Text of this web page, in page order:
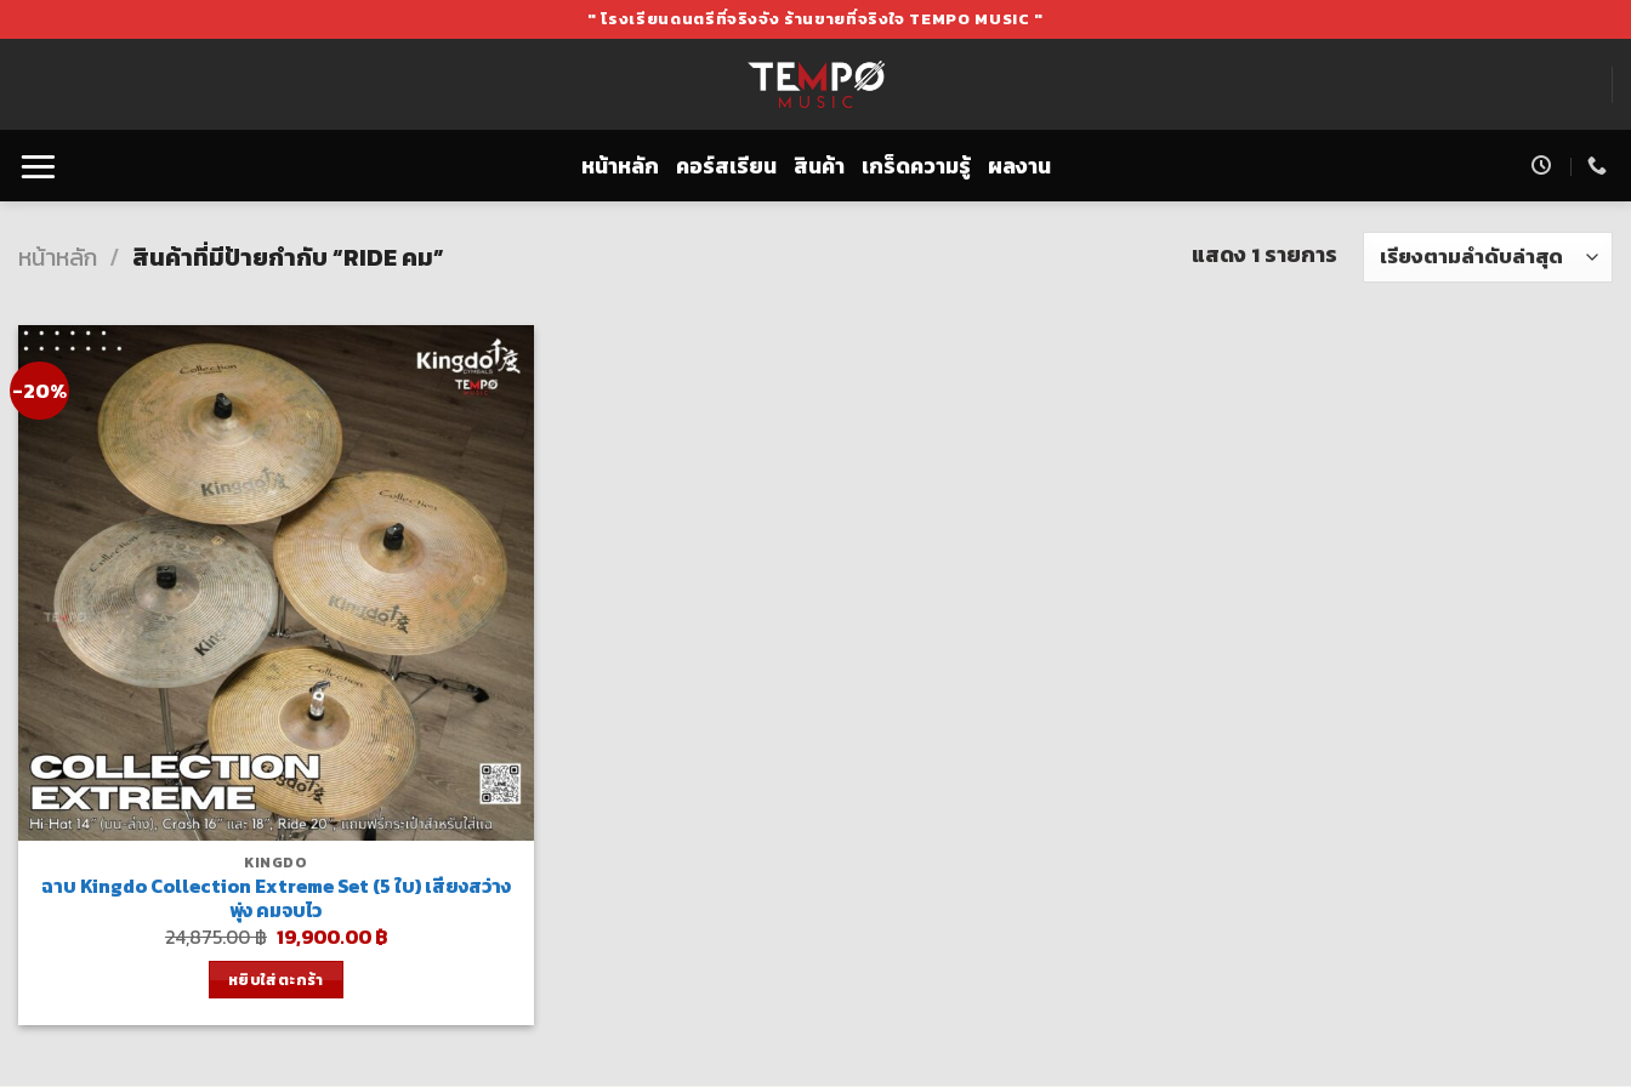
to
" โรงเรียนดนตรีที่จริงจัง ร้านขายที่จริงใจ TEMPO MUSIC "
หน้าหลัก คอร์สเรียน สินค้า เกร็ดความรู้ ผลงาน
หน้าหลัก / สินค้าที่มีป้ายกำกับ “RIDE คม” แสดง 1 รายการ
-20%
KINGDO
ฉาบ Kingdo Collection Extreme Set (5 ใบ) เสียงสว่าง
พุ่ง คมจบไว
24,875.00฿ Original
price
was:
24,875.00 ฿.
19,900.00฿Current
หยิบใส่ตะกร้า